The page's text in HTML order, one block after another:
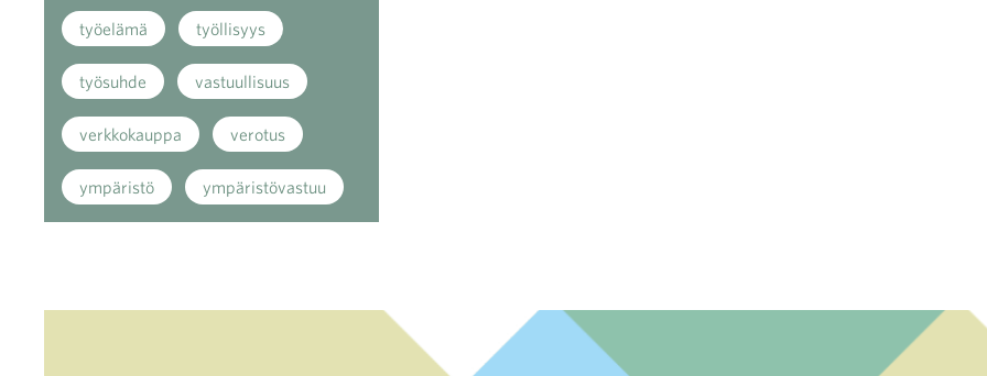
työelämä työllisyys
työsuhde vastuullisuus
verkkokauppa verotus
ympäristö ympäristövastuu